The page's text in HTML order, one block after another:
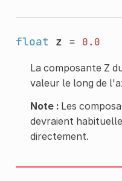
float z = 0.0
La composante Z
valeur le long de
Note :Les
devraient
directement.